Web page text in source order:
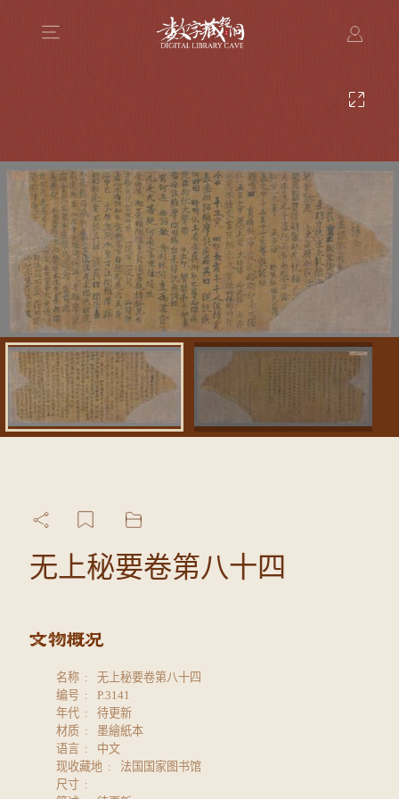
无上秘要卷第八十四
名称
无上秘要卷第八十四
编号
P.3141
年代
待更新
材质
墨繪紙本
语言
中文
现收藏地
法国国家图书馆
尺寸